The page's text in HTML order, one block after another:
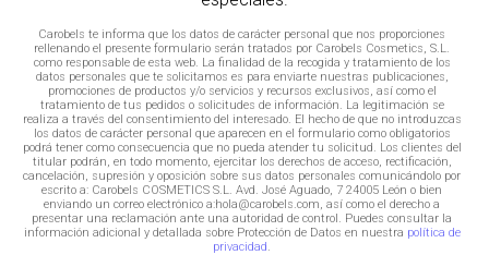
Carobels te informa que los datos de carácter personal que nos proporciones
rellenando el presente formulario serán tratados por Carobels Cosmetics, S.L.
como responsable de esta web. La finalidad de la recogida y tratamiento de los
datos personales que te solicitamos es para enviarte nuestras publicaciones,
promociones de productos y/o servicios y recursos exclusivos, así como el
tratamiento de tus pedidos o solicitudes de información. La legitimación se
realiza a través del consentimiento del interesado. El hecho de que no introduzcas
los datos de carácter personal que aparecen en el formulario como obligatorios
podrá tener como consecuencia que no pueda atender tu solicitud. Los clientes del
titular podrán, en todo momento, ejercitar los derechos de acceso, rectificación,
cancelación, supresión y oposición sobre sus datos personales comunicándolo por
escrito a: Carobels COSMETICS S.L. Avd. José Aguado, 7 24005 León o bien
enviando un correo electrónico a:hola@carobels.com, así como el derecho a
presentar una reclamación ante una autoridad de control. Puedes consultar la
información adicional y detallada sobre Protección de Datos en nuestra política de
privacidad.